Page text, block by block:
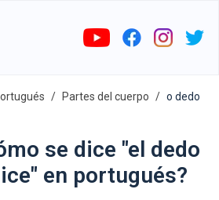
Partes del cuerpo
o dedo
se dice "el dedo
en portugués?